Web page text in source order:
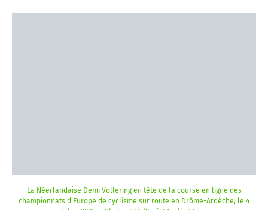
La Néerlandaise Demi Vollering en tête de la course en ligne des
championnats d’Europe de cyclisme sur route en Drôme-Ardèche, le 4